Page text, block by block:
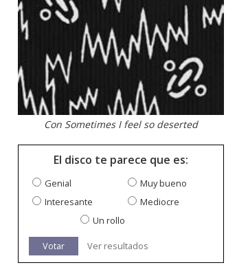
Con Sometimes I feel so deserted
El disco te parece que es:
Genial
Muy bueno
Interesante
Mediocre
Un rollo
Votar Ver resultados